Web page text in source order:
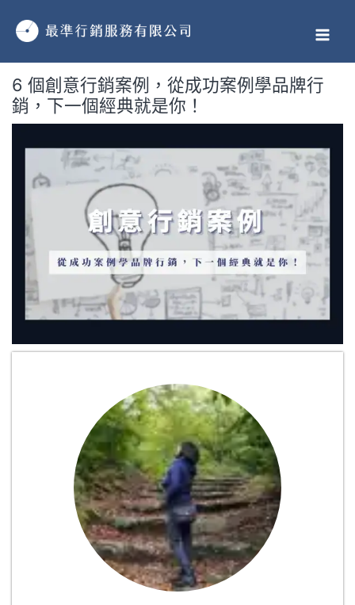
6 個創意行銷案例，從成功案例學品牌行
銷，下一個經典就是你！